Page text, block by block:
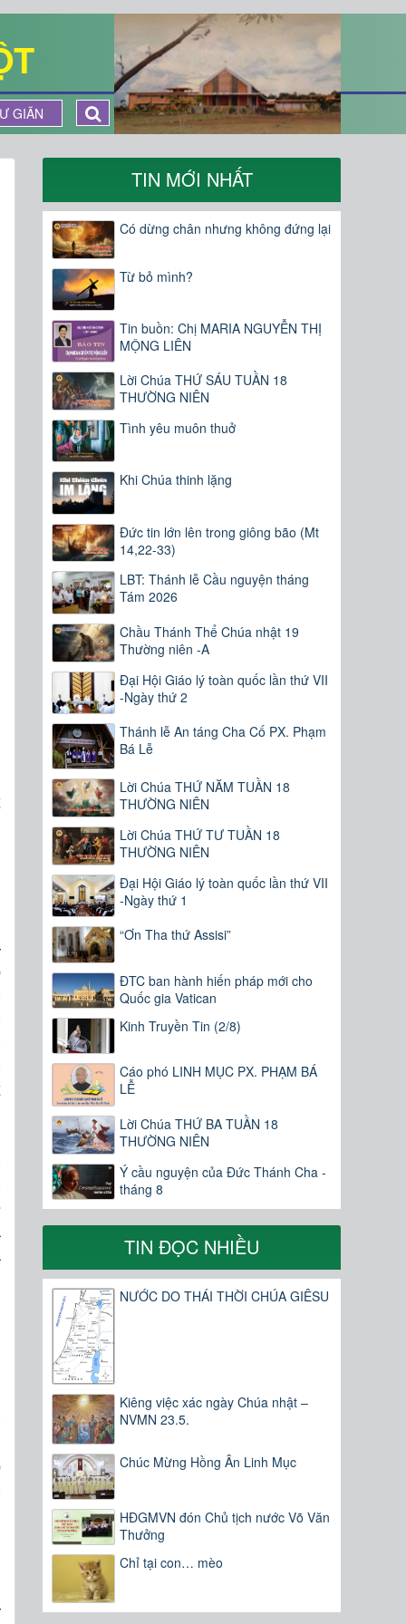
GIÃN
TIN MỚI NHẤT
Có dừng chân nhưng không đứng lại
Từ bỏ mình?
Tin buồn: Chị MARIA NGUYỄN THỊ
MỘNG LIÊN
Lời Chúa THỨ SÁU TUẦN 18
THƯỜNG NIÊN
Tình yêu muôn thuở
Khi Chúa thinh lặng
Đức tin lớn lên trong giông bão (Mt
14,22-33)
LBT: Thánh lễ Cầu nguyện tháng
Tám 2026
Chầu Thánh Thể Chúa nhật 19
Thường niên -A
Đại Hội Giáo lý toàn quốc lần thứ VII
-Ngày thứ 2
Thánh lễ An táng Cha Cố PX. Phạm
Bá Lễ
Lời Chúa THỨ NĂM TUẦN 18
THƯỜNG NIÊN
Lời Chúa THỨ TƯ TUẦN 18
THƯỜNG NIÊN
Đại Hội Giáo lý toàn quốc lần thứ VII
-Ngày thứ 1
“Ơn Tha thứ Assisi”
ĐTC ban hành hiến pháp mới cho
Quốc gia Vatican
Kinh Truyền Tin (2/8)
Cáo phó LINH MỤC PX. PHẠM BÁ
LỄ
Lời Chúa THỨ BA TUẦN 18
THƯỜNG NIÊN
Ý cầu nguyện của Đức Thánh Cha -
tháng 8
TIN ĐỌC NHIỀU
NƯỚC DO THÁI THỜI CHÚA GIÊSU
Kiêng việc xác ngày Chúa nhật –
NVMN 23.5.
Chúc Mừng Hồng Ân Linh Mục
HĐGMVN đón Chủ tịch nước Võ Văn
Thưởng
Chỉ tại con… mèo